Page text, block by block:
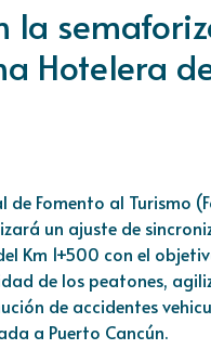
la
Hotelera
de Fomento al Turismo
un ajuste de
Km 1+500 con el
de los peatones,
de accidentes
a Puerto Cancún.